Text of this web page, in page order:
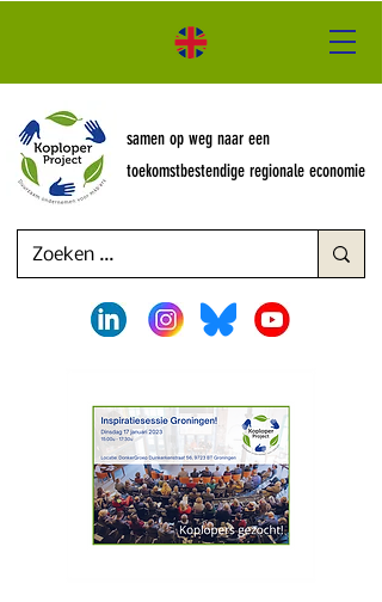
samen op weg naar een
toekomstbestendige regionale economie